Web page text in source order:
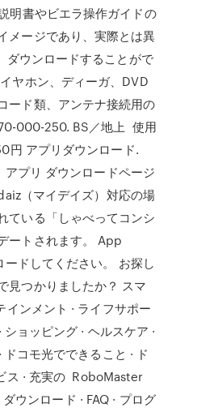
明書やビエラ操作ガイドの
メージであり、実際とは異
ダウンロードすることがで
ヤホン、ディーガ、DVD
ード類、アンテナ接続用の
000-250. BS／地上 使用
円 アプリダウンロード.
プリ ダウンロードページ
（マイデイズ）対応の場
ている「しゃべってコンシ
ートされます。 App
ドしてください。 お探し
見つかりましたか？ スマ
インメント · ライフサポー
ショッピング · ヘルスケア ·
ドコモ光でできること · ド
ス · 充実の RoboMaster
ダウンロード · FAQ · プログ